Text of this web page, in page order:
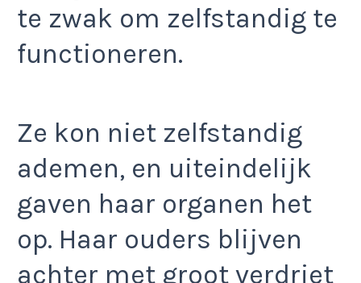
te zwak om zelfstandig te
functioneren.
Ze kon niet zelfstandig
ademen, en uiteindelijk
gaven haar organen het
op. Haar ouders blijven
achter met groot verdriet